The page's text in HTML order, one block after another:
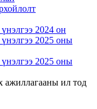
2024 он
2025 оны
2025 оны
ажиллагааны ил тод